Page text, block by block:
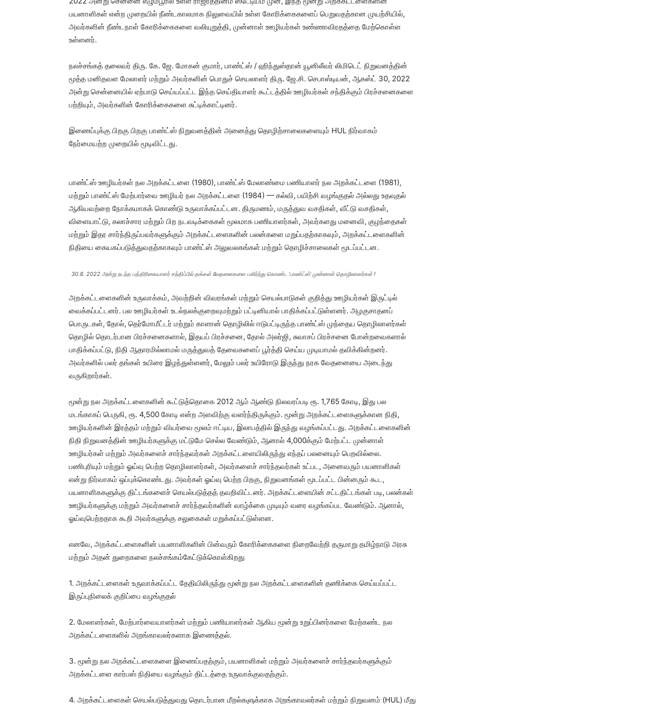
பயனாளிகள் என்ற முறையில் நீண்டகாலமாக நிலுவையில் உள்ள கோரிக்கைகளைப் பெறுவதற்கான முயற்சியில்,
அவர்களின் நீண்டநாள் கோரிக்கைகளை வலியுறுத்தி, முன்னாள் ஊழியர்கள் உண்ணாவிரதத்தை மேற்கொள்ள
உள்ளனர்.
நலச்சங்கத் தலைவர் திரு. கே. ஜே. மோகன் குமார், பாண்ட்ஸ் / ஹிந்துஸ்தான் யூனிலீவர் லிமிடெட் நிறுவனத்தின்
மூத்த மனிதவள மேலாளர் மற்றும் அவர்களின் பொதுச் செயலாளர் திரு. ஜே.சி. செபாஸ்டியன், ஆகஸ்ட் 30, 2022
அன்று சென்னையில் ஏற்பாடு செய்யப்பட்ட இந்த செய்தியாளர் கூட்டத்தில் ஊழியர்கள் சந்திக்கும் பிரச்சனைகளை
பற்றியும், அவர்களின் கோரிக்கைகளை சுட்டிக்காட்டினர்.
இணைப்புக்கு பிறகு பிறகு பாண்ட்ஸ் நிறுவனத்தின் அனைத்து தொழிற்சாலைகளையும் HUL நிர்வாகம்
நேர்மையற்ற முறையில் மூடிவிட்டது.
பாண்ட்ஸ் ஊழியர்கள் நல அறக்கட்டளை (1980), பாண்ட்ஸ் மேலாண்மை பணியாளர் நல அறக்கட்டளை (1981),
மற்றும் பாண்ட்ஸ் மேற்பார்வை ஊழியர் நல அறக்கட்டளை (1984) — கல்வி, பயிற்சி வழங்குதல் அல்லது உதவுதல்
ஆகியவற்றை நோக்கமாகக் கொண்டு உருவாக்கப்பட்டன. திருமணம், மருத்துவ வசதிகள், வீட்டு வசதிகள்,
விளையாட்டு, கலாச்சார மற்றும் பிற நடவடிக்கைகள் மூலமாக பணியாளர்கள், அவர்களது மனைவி, குழந்தைகள்
மற்றும் இதர சார்ந்திருப்பவர்களுக்கும் அறக்கட்டளைகளின் பலன்களை மறுப்பதற்காகவும், அறக்கட்டளைகளின்
நிதியை கையகப்படுத்துவதற்காகவும் பாண்ட்ஸ் அலுவலகங்கள் மற்றும் தொழிச்சாலைகள் மூடப்பட்டன.
30.8. 2022 அன்று நடந்த பத்திரிகையாளர் சந்திப்பில் தங்கள் வேதனைகளை பகிர்ந்து கொண்ட ‘பாண்ட்ஸ்’ முன்னாள் தொழிலாளர்கள் !
அறக்கட்டளைகளின் உருவாக்கம், அவற்றின் விவரங்கள் மற்றும் செயல்பாடுகள் குறித்து ஊழியர்கள் இருட்டில்
வைக்கப்பட்டனர். பல ஊழியர்கள் உடல்நலக்குறைவுமற்றும் பட்டினியால் பாதிக்கப்பட்டுள்ளனர். அழகுசாதனப்
பொருடகள், தோல், தெர்மோமீட்டர் மற்றும் காளான் தொழிலில் ஈடுபட்டிருந்த பாண்ட்ஸ் முந்தைய தொழிலாளர்கள்
தொழில் தொடர்பான பிரச்சனைகளால், இதயப் பிரச்சனை, தோல் அலர்ஜி, சுவாசப் பிரச்சனை போன்றவைகளால்
பாதிக்கப்பட்டு, நிதி ஆதாரமில்லாமல் மருத்துவத் தேவைகளைப் பூர்த்தி செய்ய முடியாமல் தவிக்கின்றனர்.
அவர்களில் பலர் தங்கள் உயிரை இழந்துள்ளனர், மேலும் பலர் உயிரோடு இருந்து நரக வேதனையை அடைந்து
வருகிறார்கள்.
மூன்று நல அறக்கட்டளைகளின் கூட்டுத்தொகை 2012 ஆம் ஆண்டு நிலவரப்படி ரூ. 1,765 கோடி, இது பல
மடங்காகப் பெருகி, ரூ. 4,500 கோடி என்ற அளவிற்கு வளர்ந்திருக்கும். மூன்று அறக்கட்டளைகளுக்கான நிதி,
ஊழியர்களின் இரத்தம் மற்றும் வியர்வை மூலம் ஈட்டிய, இலாபத்தில் இருந்து வழங்கப்பட்டது. அறக்கட்டளைகளின்
நிதி நிறுவனத்தின் ஊழியர்களுக்கு மட்டுமே செல்ல வேண்டும், ஆனால் 4,000க்கும் மேற்பட்ட முன்னாள்
ஊழியர்கள் மற்றும் அவர்களைச் சார்ந்தவர்கள் அறக்கட்டளையிலிருந்து எந்தப் பலனையும் பெறவில்லை.
பணிபுரியும் மற்றும் ஓய்வு பெற்ற தொழிலாளர்கள், அவர்களைச் சார்ந்தவர்கள் உட்பட, அனைவரும் பயனாளிகள்
என்று நிர்வாகம் ஒப்புக்கொண்டது. அவர்கள் ஓய்வு பெற்ற பிறகு, நிறுவனங்கள் மூடப்பட்ட பின்னரும் கூட,
பயனாளிககளுக்கு திட்டங்களைச் செயல்படுத்தத் தவறிவிட்டனர். அறக்கட்டளையின் சட்டதிட்டங்கள் படி, பலன்கள்
ஊழியர்களுக்கு மற்றும் அவர்களைச் சார்ந்தவர்களின் வாழ்க்கை முடியும் வரை வழங்கப்பட வேண்டும். ஆனால்,
ஓய்வுபெற்றதாக கூறி அவர்களுக்கு சலுகைகள் மறுக்கப்பட்டுள்ளன.
எனவே, அறக்கட்டளைகளின் பயனாளிகளின் பின்வரும் கோரிக்கைகளை நிறைவேற்றி தருமாறு தமிழ்நாடு அரசு
மற்றும் அதன் துறைகளை நலச்சங்கம்கேட்டுக்கொள்கிறது
1. அறக்கட்டளைகள் உருவாக்கப்பட்ட தேதியிலிருந்து மூன்று நல அறக்கட்டளைகளின் தணிக்கை செய்யப்பட்ட
இருப்புநிலைக் குறிப்பை வழங்குதல்
2. மேலாளர்கள், மேற்பார்வையாளர்கள் மற்றும் பணியாளர்கள் ஆகிய மூன்று உறுப்பினர்களை மேற்கண்ட நல
அறக்கட்டளைகளில் அறங்காவலர்களாக இணைத்தல்.
3. மூன்று நல அறக்கட்டளைகளை இணைப்பதற்கும், பயனாளிகள் மற்றும் அவர்களைச் சார்ந்தவர்களுக்கும்
அறக்கட்டளை கார்பஸ் நிதியை வழங்கும் திட்டத்தை உருவாக்குவதற்கும்.
4. அறக்கட்டளைகள் செயல்படுத்துவது தொடர்பான மீறல்களுக்காக அறங்காவலர்கள் மற்றும் நிறுவனம் (HUL) மீது